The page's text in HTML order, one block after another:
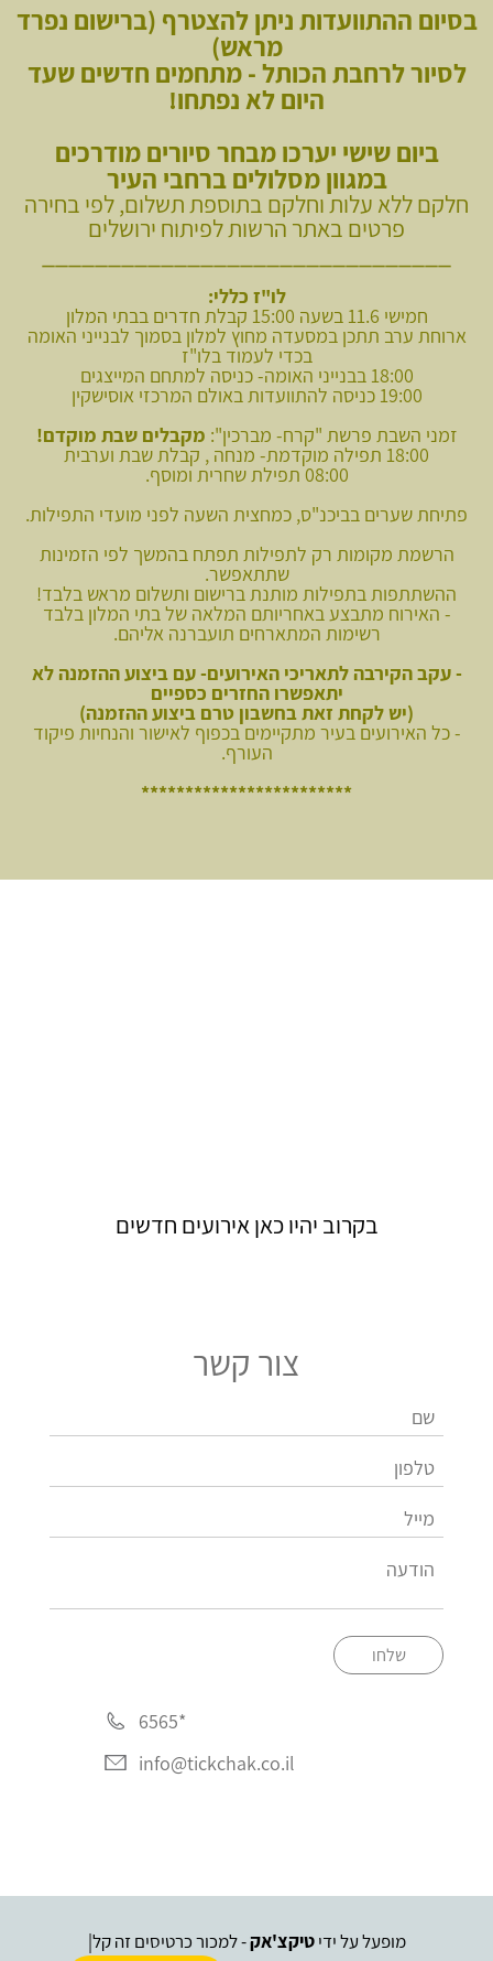
בסיום ההתוועדות ניתן להצטרף (ברישום נפרד
מראש)
לסיור לרחבת הכותל - מתחמים חדשים שעד
היום לא נפתחו!
ביום שישי יערכו מבחר סיורים מודרכים
במגוון מסלולים ברחבי העיר
חלקם ללא עלות וחלקם בתוספת תשלום, לפי בחירה
פרטים באתר הרשות לפיתוח ירושלים
לו"ז כללי:
חמישי 11.6 בשעה 15:00 קבלת חדרים בבתי המלון
ארוחת ערב תתכן במסעדה מחוץ למלון בסמוך לבנייני האומה
בכדי לעמוד בלו"ז
18:00 בבנייני האומה- כניסה למתחם המייצגים
19:00 כניסה להתוועדות באולם המרכזי אוסישקין
זמני השבת פרשת "קרח- מברכין": מקבלים שבת מוקדם!
18:00 תפילה מוקדמת- מנחה , קבלת שבת וערבית
08:00 תפילת שחרית ומוסף.
פתיחת שערים בביכנ"ס, כמחצית השעה לפני מועדי התפילות.
הרשמת מקומות רק לתפילות תפתח בהמשך לפי הזמינות
שתתאפשר.
ההשתתפות בתפילות מותנת ברישום ותשלום מראש בלבד!
- האירוח מתבצע באחריותם המלאה של בתי המלון בלבד
רשימות המתארחים תועברנה אליהם.
- עקב הקירבה לתאריכי האירועים- עם ביצוע ההזמנה לא
יתאפשרו החזרים כספיים
(יש לקחת זאת בחשבון טרם ביצוע ההזמנה)
- כל האירועים בעיר מתקיימים בכפוף לאישור והנחיות פיקוד
העורף.
************************
בקרוב יהיו כאן אירועים חדשים
צור קשר
שלחו
*6565
info@tickchak.co.il
מופעל על ידיטיקצ'אק- למכור כרטיסים זה קל